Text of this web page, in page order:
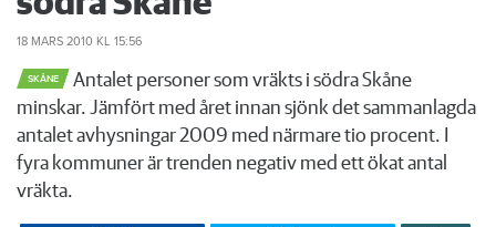
18 MARS 2010 KL 15:56
SKÅNE
Antalet personer som vräkts i södra Skåne
minskar. Jämfört med året innan sjönk det sammanlagda
antalet avhysningar 2009 med närmare tio procent. I
fyra kommuner är trenden negativ med ett ökat antal
vräkta.